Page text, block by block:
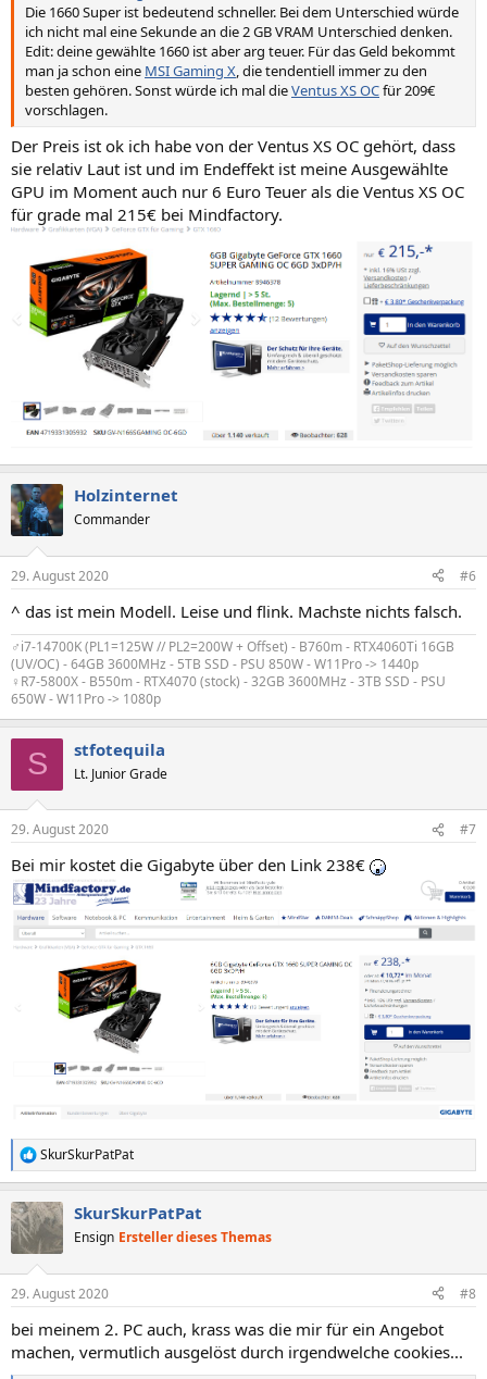
Die 1660 Super ist bedeutend schneller. Bei dem Unterschied würde
ich nicht mal eine Sekunde an die 2 GB VRAM Unterschied denken.
Edit: deine gewählte 1660 ist aber arg teuer. Für das Geld bekommt
man ja schon eine MSI Gaming X , die tendentiell immer zu den
besten gehören. Sonst würde ich mal dieVentus XS OCfür 209€
vorschlagen.
Der Preis ist ok ich habe von der Ventus XS OC gehört, dass
sie relativ Laut ist und im Endeffekt ist meine Ausgewählte
GPU im Moment auch nur 6 Euro Teuer als die Ventus XS OC
für grade mal 215€ bei Mindfactory.
Holzinternet
Commander
29. August 2020 #6
^ das ist mein Modell. Leise und flink. Machste nichts falsch.
♂️i7-14700K (PL1=125W // PL2=200W + Offset) - B760m - RTX4060Ti 16GB
(UV/OC) - 64GB 3600MHz - 5TB SSD - PSU 850W - W11Pro -> 1440p
♀️R7-5800X - B550m - RTX4070 (stock) - 32GB 3600MHz - 3TB SSD - PSU
650W - W11Pro -> 1080p
S stfotequila
Lt. Junior Grade
29. August 2020 #7
Bei mir kostet die Gigabyte über den Link 238€
R
e
k
t
i
e
:
SkurSkurPatPat
SkurSkurPatPat
Ensign Ersteller dieses Themas
29. August 2020 #8
bei meinem 2. PC auch, krass was die mir für ein Angebot
machen, vermutlich ausgelöst durch irgendwelche cookies...